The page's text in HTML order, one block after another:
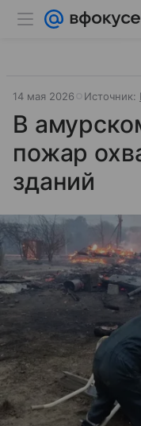
14 мая 2026 Источник:
В
пожар
зданий